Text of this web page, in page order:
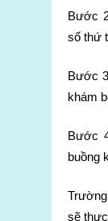
Bước
số thứ
Bước
khám
Bước
buồng
sẽ